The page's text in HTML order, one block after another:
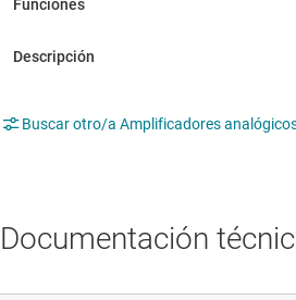
Buscar otro/a Amplificadores
Documentación